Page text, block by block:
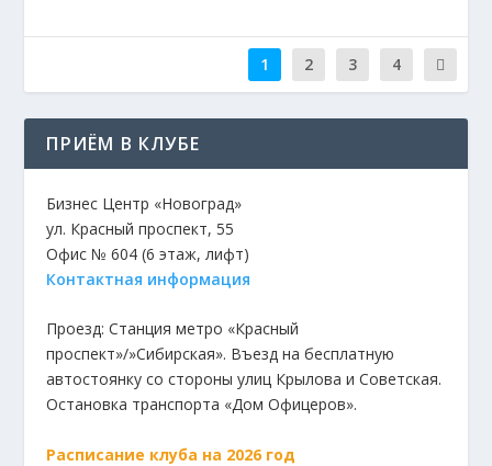
1 2 3 4
ПРИЁМ В КЛУБЕ
Бизнес Центр «Новоград»
ул. Красный проспект, 55
Офис № 604 (6 этаж, лифт)
Контактная информация
Проезд: Станция метро «Красный
проспект»/»Сибирская». Въезд на бесплатную
автостоянку со стороны улиц Крылова и Советская.
Остановка транспорта «Дом Офицеров».
Расписание клуба на 2026 год